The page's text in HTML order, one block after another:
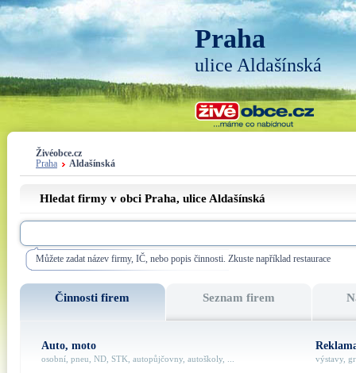
Praha
ulice Aldašínská
Živéobce.cz
Praha
Aldašínská
Hledat firmy v obci Praha, ulice Aldašínská
Můžete zadat název firmy, IČ, nebo popis činnosti. Zkuste například restaurace
Činnosti firem Seznam firem
Auto, moto
osobní, pneu, ND, STK, autopůjčovny, autoškoly, ... výstavy,